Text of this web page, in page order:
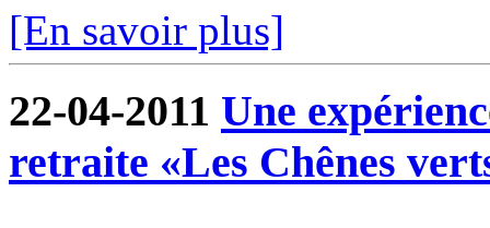
[En savoir plus]
22-04-2011 Une
retraite «Les Chênes